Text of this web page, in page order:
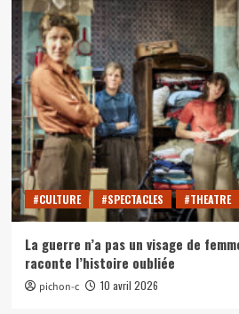
#CULTURE #SPECTACLES #THEATRE
La guerre n’a pas un visage de
raconte l’histoire oubliée
pichon-c 10 avril 2026